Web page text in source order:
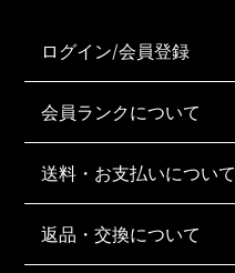
ログイン/会員登録
会員ランクについて
送料・お支払いについて
返品・交換について